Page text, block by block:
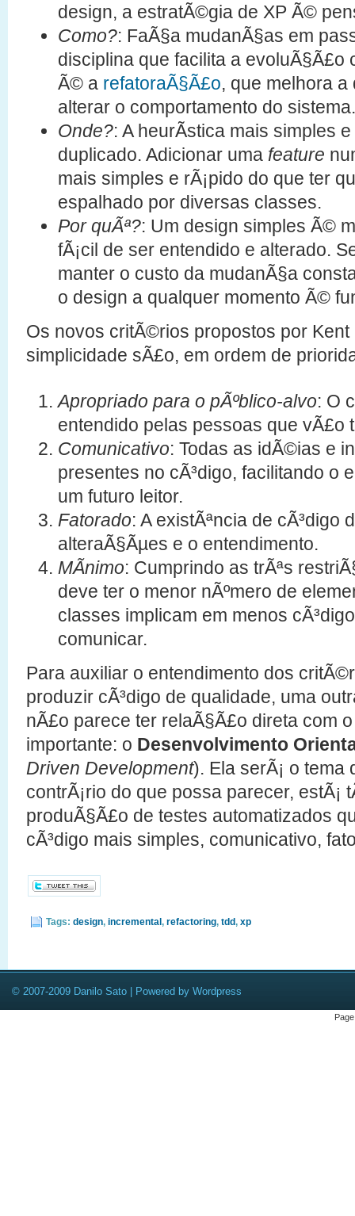
design, a estratÃ©gia de XP Ã©
Como?: FaÃ§a mudanÃ§as em
disciplina que facilita a evoluÃ§Ã£o
Ã© a refatoraÃ§Ã£o, que melhora a
alterar o comportamento do sistema.
Onde?: A heurÃ­stica mais simples
duplicado. Adicionar uma feature
mais simples e rÃ¡pido do que ter
espalhado por diversas classes.
Por quÃª?: Um design simples Ã©
fÃ¡cil de ser entendido e alterado.
manter o custo da mudanÃ§a
o design a qualquer momento Ã©
Os novos critÃ©rios propostos por
simplicidade sÃ£o, em ordem de
Apropriado para o pÃºblico-alvo: O
entendido pelas pessoas que vÃ£o
Comunicativo: Todas as idÃ©ias e
presentes no cÃ³digo, facilitando o
um futuro leitor.
Fatorado: A existÃªncia de cÃ³digo
alteraÃ§Ãµes e o entendimento.
MÃ­nimo: Cumprindo as trÃªs
deve ter o menor nÃºmero de
classes implicam em menos
comunicar.
Para auxiliar o entendimento dos
produzir cÃ³digo de qualidade, uma
nÃ£o parece ter relaÃ§Ã£o direta com
importante: o Desenvolvimento
Driven Development). Ela serÃ¡ o tema
contrÃ¡rio do que possa parecer, estÃ¡
produÃ§Ã£o de testes automatizados
cÃ³digo mais simples, comunicativo,
Tags: design, incremental, refactoring, tdd, xp
© 2007-2009 Danilo Sato | Powered by Wordpress